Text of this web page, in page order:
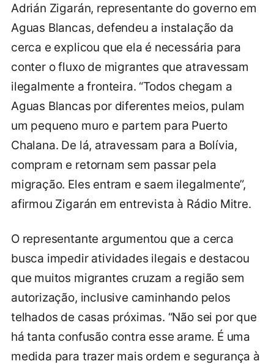
Adrián Zigarán, representante do governo em
Aguas Blancas, defendeu a instalação da
cerca e explicou que ela é necessária para
conter o fluxo de migrantes que atravessam
ilegalmente a fronteira. “Todos chegam a
Aguas Blancas por diferentes meios, pulam
um pequeno muro e partem para Puerto
Chalana. De lá, atravessam para a Bolívia,
compram e retornam sem passar pela
migração. Eles entram e saem ilegalmente”,
afirmou Zigarán em entrevista à Rádio Mitre.
O representante argumentou que a cerca
busca impedir atividades ilegais e destacou
que muitos migrantes cruzam a região sem
autorização, inclusive caminhando pelos
telhados de casas próximas. “Não sei por que
há tanta confusão contra esse arame. É uma
medida para trazer mais ordem e segurança à